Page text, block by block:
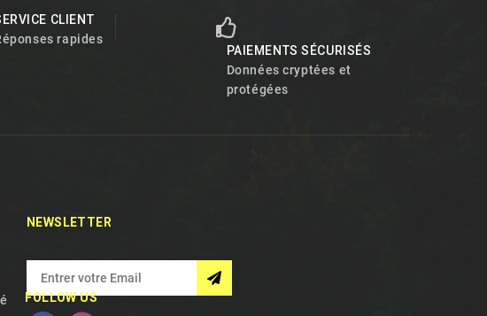
CLIENT
rapides
PAIEMENTS SÉCURISÉS
Données cryptées et
protégées
NEWSLETTER
FOLLOW US